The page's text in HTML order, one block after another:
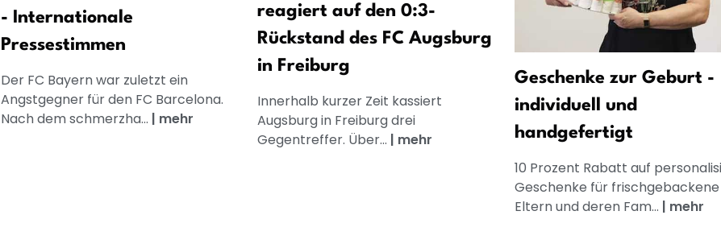
- Internationale
Pressestimmen
Der FC Bayern war zuletzt ein
Angstgegner für den FC Barcelona.
Nach dem schmerzha... | mehr
reagiert auf den 0:3-
Rückstand des FC Augsburg
in Freiburg
Innerhalb kurzer Zeit kassiert
Augsburg in Freiburg drei
Gegentreffer. Über... | mehr
Geschenke zur Geburt -
individuell und
handgefertigt
10 Prozent Rabatt auf
Geschenke für frischgebackene
Eltern und deren Fam... | mehr